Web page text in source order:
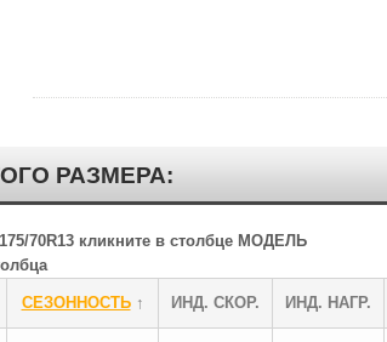
РАЗМЕРА:
70R13 кликните в столбце МОДЕЛЬ
СЕЗОННОСТЬ↑ ИНД. СКОР. ИНД. НАГР.